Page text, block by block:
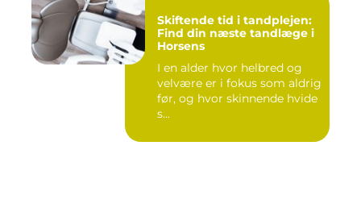
Skiftende tid i tandplejen:
Find din næste tandlæge i
Horsens
I en alder hvor helbred og
velvære er i fokus som aldrig
før, og hvor skinnende hvide
s...